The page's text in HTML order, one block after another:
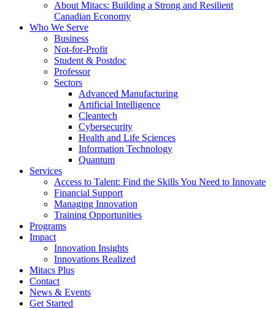
About Mitacs: Building a Strong and Resilient
Canadian Economy
Who We Serve
Business
Not-for-Profit
Student & Postdoc
Professor
Sectors
Advanced Manufacturing
Artificial Intelligence
Cleantech
Cybersecurity
Health and Life Sciences
Information Technology
Quantum
Services
Access to Talent: Find the Skills You Need to Innovate
Financial Support
Managing Innovation
Training Opportunities
Programs
Impact
Innovation Insights
Innovations Realized
Mitacs Plus
Contact
News & Events
Get Started